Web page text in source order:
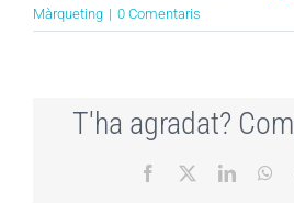
Màrqueting | 0 Comentaris
T'ha agradat?
Facebook